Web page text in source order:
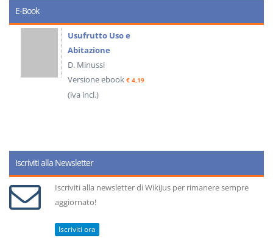
E-Book
Usufrutto Uso e
Abitazione
D. Minussi
Versione ebook € 4,19
(iva incl.)
Iscriviti alla Newsletter
Iscriviti alla newsletter di WikiJus per rimanere sempre
aggiornato!
Iscriviti ora